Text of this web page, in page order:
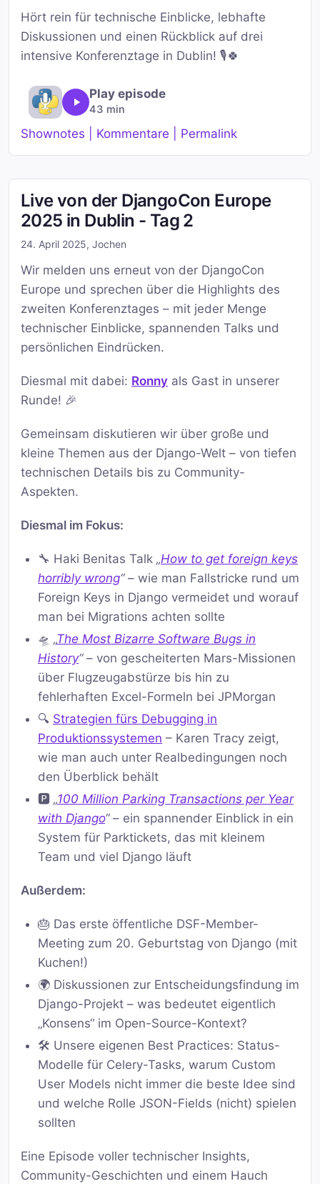
Hört rein für technische Einblicke, lebhafte
Diskussionen und einen Rückblick auf drei
intensive Konferenztage in Dublin! 🎙️🍀
Play episode
43 min
Shownotes | Kommentare | Permalink
Live von der DjangoCon Europe
2025 in Dublin - Tag 2
24. April 2025, Jochen
Wir melden uns erneut von der DjangoCon
Europe und sprechen über die Highlights des
zweiten Konferenztages – mit jeder Menge
technischer Einblicke, spannenden Talks und
persönlichen Eindrücken.
Diesmal mit dabei: Ronny als Gast in unserer
Runde! 🎉
Gemeinsam diskutieren wir über große und
kleine Themen aus der Django-Welt – von tiefen
technischen Details bis zu Community-
Aspekten.
Diesmal im Fokus:
🔧 Haki Benitas Talk „How to get foreign keys
horribly wrong“– wie man Fallstricke rund um
Foreign Keys in Django vermeidet und worauf
man bei Migrations achten sollte
🛸 „The Most Bizarre Software Bugs in
History“– von gescheiterten Mars-Missionen
über Flugzeugabstürze bis hin zu
fehlerhaften Excel-Formeln bei JPMorgan
🔍 Strategien fürs Debugging in
Produktionssystemen – Karen Tracy zeigt,
wie man auch unter Realbedingungen noch
den Überblick behält
🅿️ „100 Million Parking Transactions per Year
with Django“– ein spannender Einblick in ein
System für Parktickets, das mit kleinem
Team und viel Django läuft
Außerdem:
🎂 Das erste öffentliche DSF-Member-
Meeting zum 20. Geburtstag von Django (mit
Kuchen!)
🌍 Diskussionen zur Entscheidungsfindung im
Django-Projekt – was bedeutet eigentlich
„Konsens“ im Open-Source-Kontext?
🛠️ Unsere eigenen Best Practices: Status-
Modelle für Celery-Tasks, warum Custom
User Models nicht immer die beste Idee sind
und welche Rolle JSON-Fields (nicht) spielen
sollten
Eine Episode voller technischer Insights,
Community-Geschichten und einem Hauch